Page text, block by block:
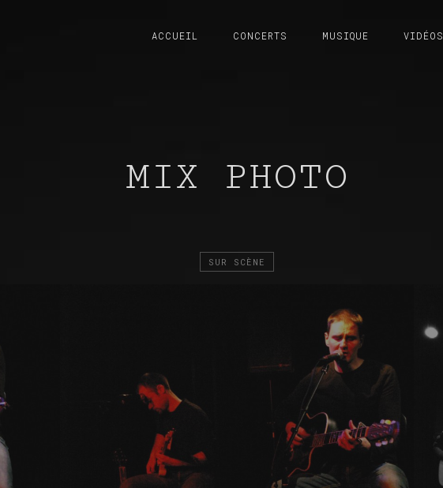
ACCUEIL CONCERTS MUSIQUE VIDÉOS
MIX PHOTO
SUR SCÈNE